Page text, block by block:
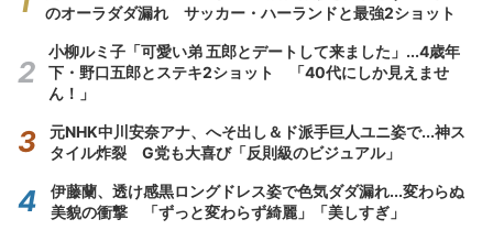
のオーラダダ漏れ サッカー・ハーランドと最強2ショット
小柳ルミ子「可愛い弟 五郎とデートして来ました」...4歳年
下・野口五郎とステキ2ショット 「40代にしか見えませ
ん！」
元NHK中川安奈アナ、へそ出し＆ド派手巨人ユニ姿で...神ス
タイル炸裂 G党も大喜び「反則級のビジュアル」
伊藤蘭、透け感黒ロングドレス姿で色気ダダ漏れ...変わらぬ
美貌の衝撃 「ずっと変わらず綺麗」「美しすぎ」